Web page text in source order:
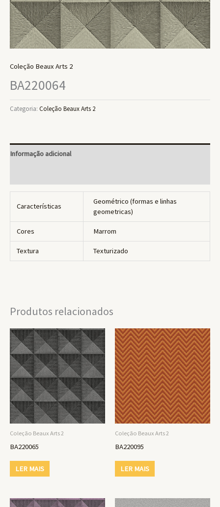
Coleção Beaux Arts 2
BA220064
Categoria: Coleção Beaux Arts 2
Informação adicional
Características
Geométrico (formas e linhas
geometricas)
Cores Marrom
Textura Texturizado
Produtos relacionados
Coleção Beaux Arts 2
BA220065
LER MAIS
Coleção Beaux Arts 2
BA220095
LER MAIS